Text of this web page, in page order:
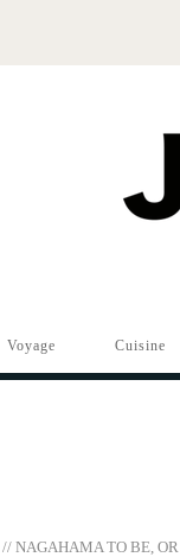
Voyage Cuisine
NAGAHAMA TO BE,